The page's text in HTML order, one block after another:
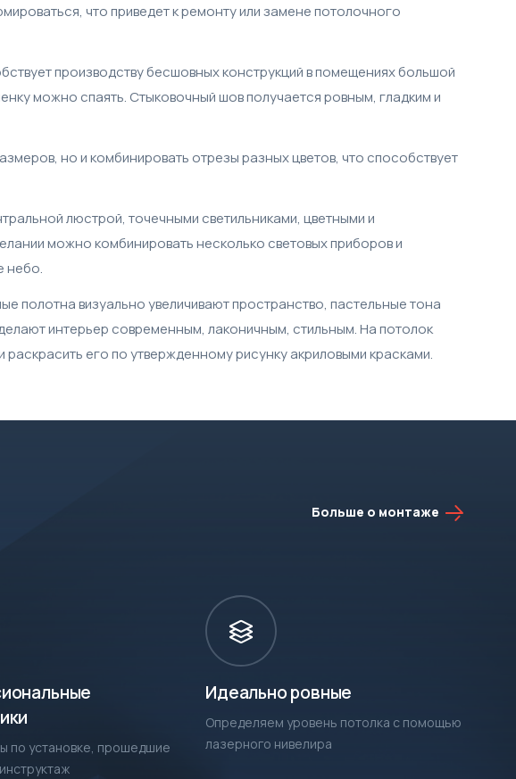
что приведет к ремонту или замене потолочного
производству бесшовных конструкций в помещениях большой
можно спаять. Стыковочный шов получается ровным, гладким и
но и комбинировать отрезы разных цветов, что способствует
люстрой, точечными светильниками, цветными и
можно комбинировать несколько световых приборов и
небо.
полотна визуально увеличивают пространство, пастельные тона
интерьер современным, лаконичным, стильным. На потолок
его по утвержденному рисунку акриловыми красками.
Больше о монтаже
по установке, прошедшие
Идеально ровные
Определяем уровень потолка с помощью
лазерного нивелира